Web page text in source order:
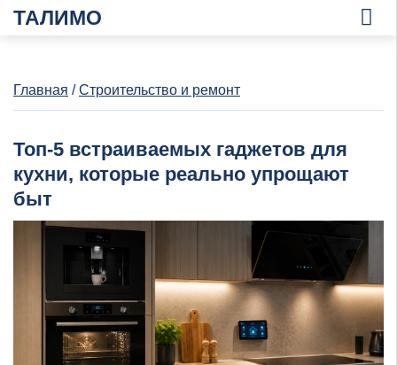
ТАЛИМО
Главная /Строительство и ремонт
Топ-5 встраиваемых гаджетов для
кухни, которые реально упрощают
быт